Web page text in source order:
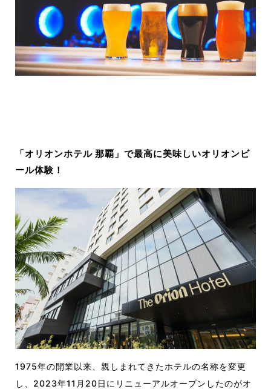
「オリオンホテル 那覇」で最高に美味しいオリオンビ
ール体験！
1975年の開業以来、親しまれてきたホテルの名称を変更
し、2023年11月20日にリニューアルオープンしたのがオ